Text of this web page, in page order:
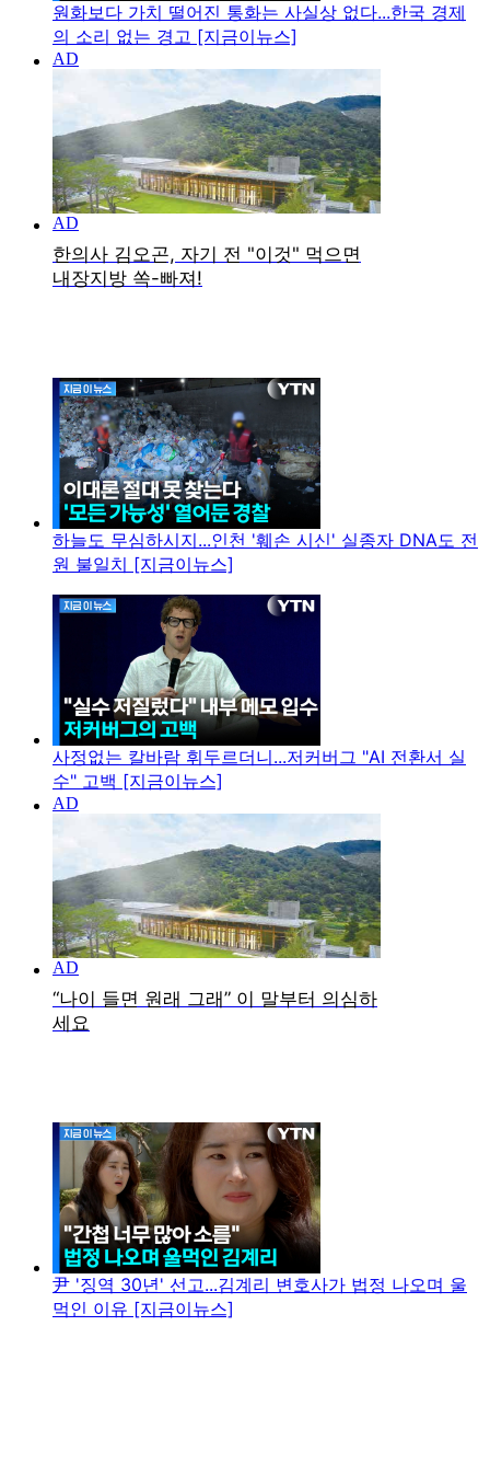
원화보다 가치 떨어진 통화는 사실상 없다...한국 경제
의 소리 없는 경고 [지금이뉴스]
하늘도 무심하시지...인천 '훼손 시신' 실종자 DNA도 전
원 불일치 [지금이뉴스]
사정없는 칼바람 휘두르더니...저커버그 "AI 전환서 실
수" 고백 [지금이뉴스]
尹 '징역 30년' 선고...김계리 변호사가 법정 나오며 울
먹인 이유 [지금이뉴스]